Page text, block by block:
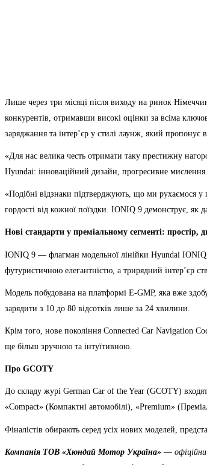
Лише через три місяці після виходу на ринок
конкурентів, отримавши високі оцінки за всіма
заряджання та інтер’єр у стилі лаунж, який пропонує
«Для нас велика честь отримати таку престижну
Hyundai: інноваційний дизайн, прогресивне
«Подібні відзнаки підтверджують, що ми рухаємося у
гордості від кожної поїздки. IONIQ 9 демонструє, як
Нові стандарти у преміальному сегменті: простір,
IONIQ 9 — флагман модельної лінійки Hyundai IONIQ,
футуристичною елегантністю, а трирядний інтер’єр
Модель побудована на платформі E-GMP, яка вже
зарядити з 10 до 80 відсотків лише за 24 хвилини.
Крім того, нове покоління Connected Car Navigation
ще більш зручною та інтуїтивною.
Про GCOTY
До складу журі German Car of the Year (GCOTY)
«Compact» (Компактні автомобілі), «Premium»
Фіналістів обирають серед усіх нових моделей,
Компанія ТOВ «Хюндай Мотор Україна» —